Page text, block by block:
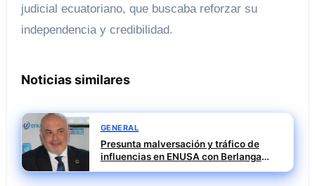
judicial ecuatoriano, que buscaba reforzar su
independencia y credibilidad.
Noticias similares
GENERAL
Presunta malversación y tráfico de
influencias en ENUSA con Berlanga
investigado